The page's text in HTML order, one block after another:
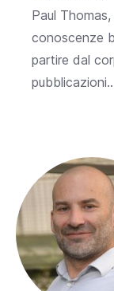
Paul
conoscenze
partire dal